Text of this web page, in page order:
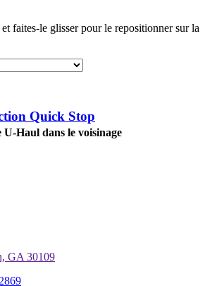
faites-le glisser pour le repositionner sur la
Quick Stop
U-Haul dans le voisinage
GA 30109